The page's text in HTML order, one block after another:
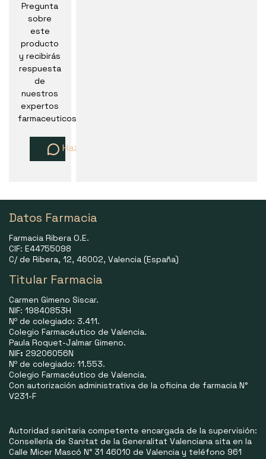
Pregunta
sobre
este
producto
y recibirás
respuesta
de
nuestros
expertos
farmaceuticos
Haz una pregunta
Datos Farmacia
Farmacia Ribera O.E.
CIF: E44755098
C/ de Ribera, 12, 46002, Valencia (España)
Titular Farmacia
Carmen Gimeno Siscar.
NIF: 19840853H
Nº de colegiado: 3.411.
Colegio Farmacéutico de Valencia.
Paula Roquet-Jalmar Gimeno.
NIF: 29206056N
Nº de colegiado: 11.553.
Colegio Farmacéutico de Valencia.
Con autorización administrativa de la oficina de farmacia N°
V231-F
Autoridad sanitaria competente encargada de la supervisión:
Consellería de Sanitat de la Generalitat Valenciana sita en la
Calle Micer Mascó N° 31 46010 de Valencia y teléfono 961